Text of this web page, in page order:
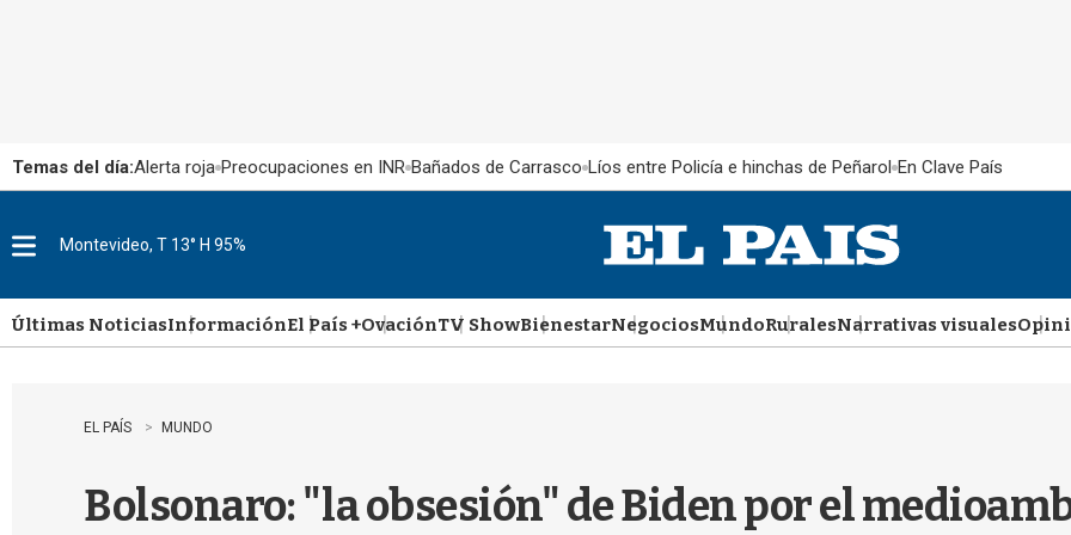
Temas del día:Alerta roja Preocupaciones en INR Bañados de Carrasco Líos entre Policía e hinchas de Peñarol En Clave País
u
Montevideo, T 13° H 95%
Últimas NoticiasInformaciónEl País +OvaciónTV ShowBienestarNegociosMundoRuralesNarrativas visuales
EL PAÍS MUNDO
Bolsonaro: "la obsesión" de Biden por el